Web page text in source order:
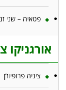
פטאיה – שני
אורגניקו
ציניה פרופיוז’ן